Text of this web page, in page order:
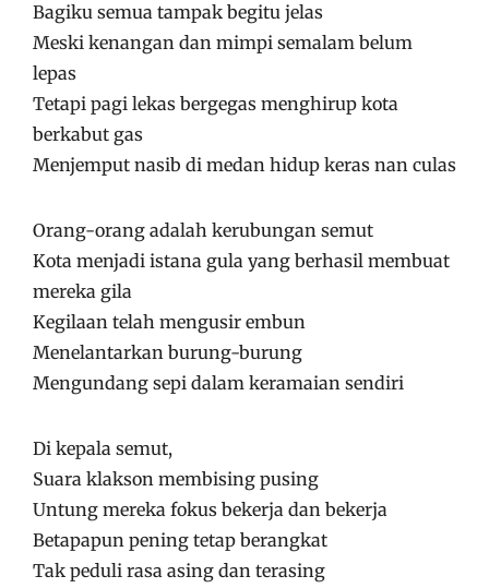
Bagiku semua tampak begitu jelas
Meski kenangan dan mimpi semalam belum
lepas
Tetapi pagi lekas bergegas menghirup kota
berkabut gas
Menjemput nasib di medan hidup keras nan culas
Orang-orang adalah kerubungan semut
Kota menjadi istana gula yang berhasil membuat
mereka gila
Kegilaan telah mengusir embun
Menelantarkan burung-burung
Mengundang sepi dalam keramaian sendiri
Di kepala semut,
Suara klakson membising pusing
Untung mereka fokus bekerja dan bekerja
Betapapun pening tetap berangkat
Tak peduli rasa asing dan terasing